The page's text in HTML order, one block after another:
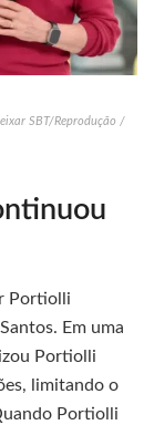
SBT/Reprodução /
Portiolli
Em uma
Portiolli
limitando o
Portiolli